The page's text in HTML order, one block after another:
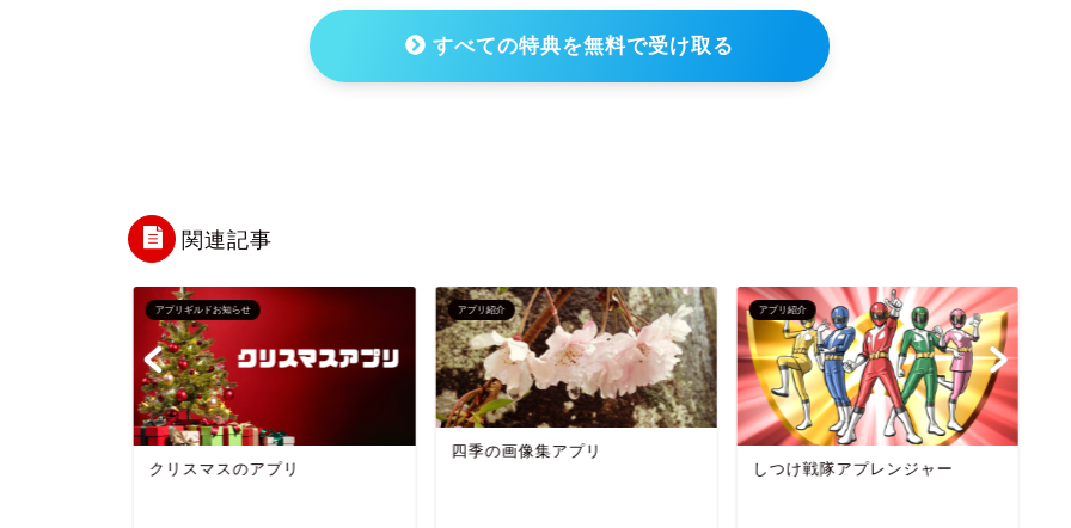
すべての特典を無料で受け取る
関連記事
アプリギルドお知らせ
クリスマスのアプリ
アプリ紹介
四季の画像集アプリ
アプリ紹介
しつけ戦隊アプレンジャー